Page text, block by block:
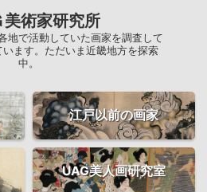
美術家研究所
地で活動していた画家を調査して
ます。ただいま近畿地方を探索
中。
江戸以前の画家
UAG美人画研究室